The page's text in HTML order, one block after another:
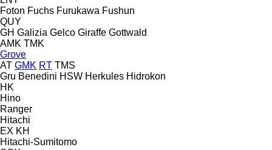
Foton Fuchs Furukawa Fushun
QUY
GH Galizia Gelco Giraffe Gottwald
AMK TMK
Grove
AT GMK RT TMS
Gru Benedini HSW Herkules Hidrokon
HK
Hino
Ranger
Hitachi
EX KH
Hitachi-Sumitomo